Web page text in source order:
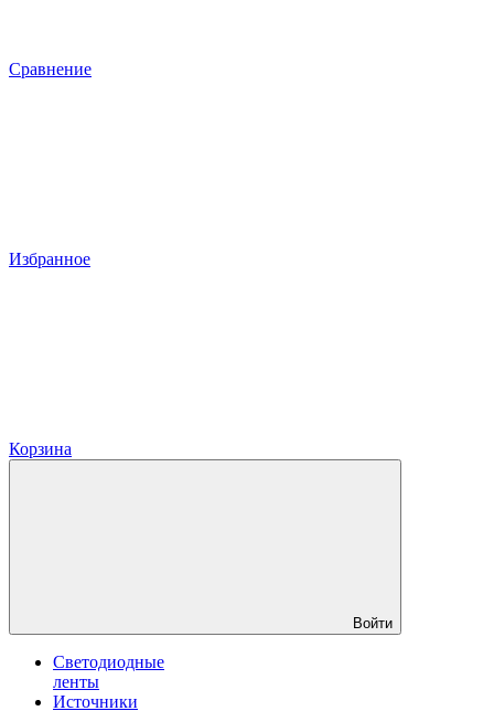
Сравнение
Избранное
Корзина
Войти
Светодиодные
ленты
Источники